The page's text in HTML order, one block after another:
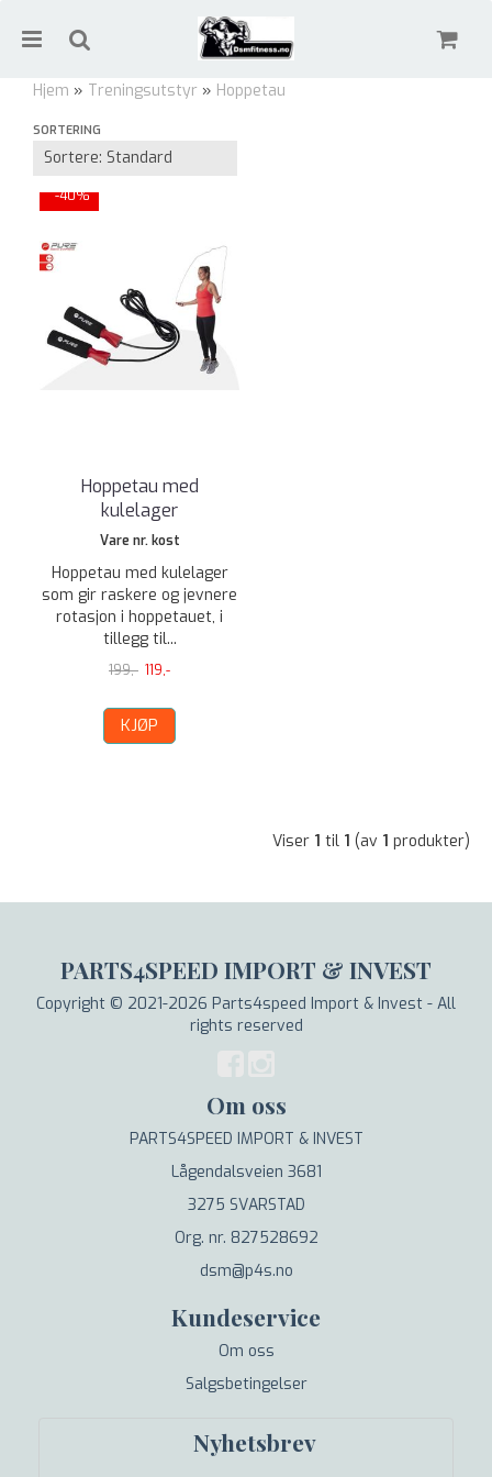
Hjem » Treningsutstyr » Hoppetau
SORTERING
-40%
Hoppetau med
kulelager
Vare nr. kost
Hoppetau med kulelager
som gir raskere og jevnere
rotasjon i hoppetauet, i
tillegg til...
199,- 119,-
KJØP
Viser 1 til 1 (av 1 produkter)
PARTS4SPEED IMPORT & INVEST
Copyright © 2021-2026 Parts4speed Import & Invest - All
rights reserved
Om oss
PARTS4SPEED IMPORT & INVEST
Lågendalsveien 3681
3275 SVARSTAD
Org. nr. 827528692
dsm@p4s.no
Kundeservice
Om oss
Salgsbetingelser
Nyhetsbrev